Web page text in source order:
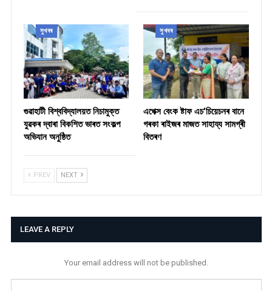
সুখবৰ
গুৱাহাটী বিশ্ববিদ্যালয়ত নিচামুক্ত
যুৱকৰ দ্বাৰা বিকশিত ভাৰত সংকল্প
অভিযান অনুষ্ঠিত
সুখবৰ
​এপেক্স বেংক ষ্টাফ এচ’চিয়েচনৰ বানে
গৰকা ৰাইজৰ মাজত সাহায্য সামগ্ৰী
বিতৰণ ​
PREV NEXT
LEAVE A REPLY
Your email address will not be published.